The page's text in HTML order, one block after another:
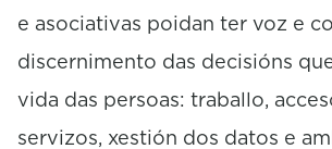
e asociativas poidan ter voz e
discernimento das decisións
vida das persoas: traballo,
servizos, xestión dos datos e